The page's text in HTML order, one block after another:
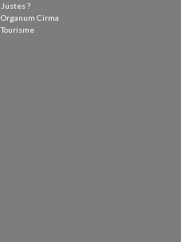
Justes ?
Organum Cirma
Tourisme